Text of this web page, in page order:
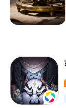
陆尘封的过去
神秘人物是谁
-探索解密地图
穿梭于多样的